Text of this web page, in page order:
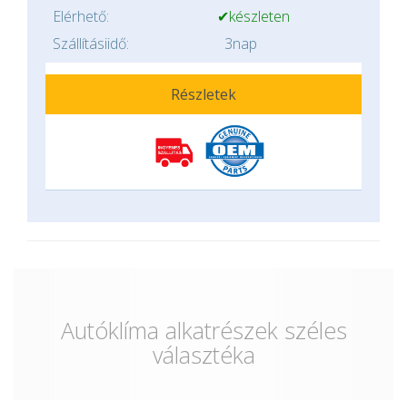
Elérhető:
✔készleten
Szállításiidő:
3nap
Részletek
Autóklíma alkatrészek széles
választéka